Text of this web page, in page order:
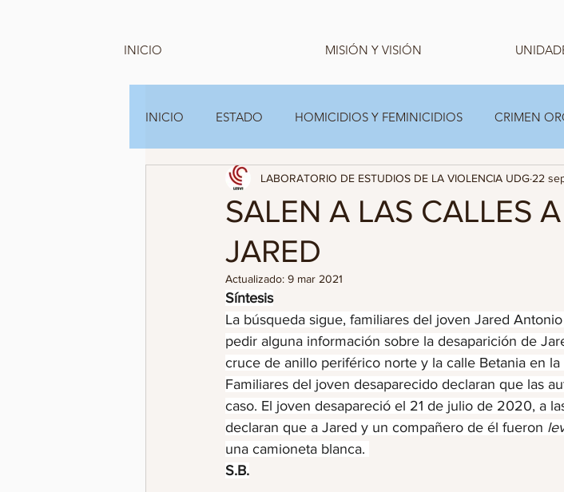
INICIO MISIÓN Y VISIÓN
INICIO ESTADO HOMICIDIOS Y FEMINICIDIOS CRIMEN
GRUPOS FAMILIARES Y A.C CARPETA TEMPORAL FAMILIAS
SALEN A LAS CALLES
JARED
LABORATORIO DE ESTUDIOS DE LA VIOLENCIA UDG 22
Actualizado: 9 mar 2021
Síntesis
La búsqueda sigue, familiares del joven Jared
pedir alguna información sobre la desaparición de
cruce de anillo periférico norte y la calle Betania en
Familiares del joven desaparecido declaran que las
caso. El joven desapareció el 21 de julio de 2020, a
declaran que a Jared y un compañero de él fueron
una camioneta blanca.
S.B.